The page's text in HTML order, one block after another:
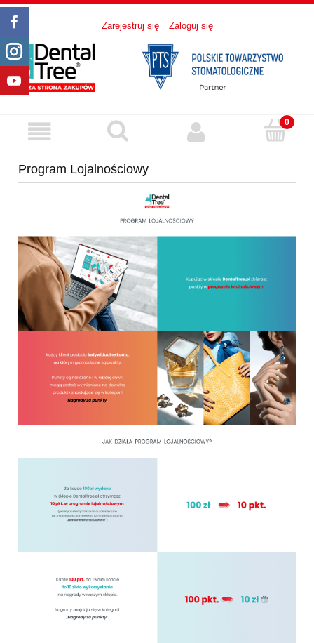
Zarejestruj się Zaloguj się
Program Lojalnościowy